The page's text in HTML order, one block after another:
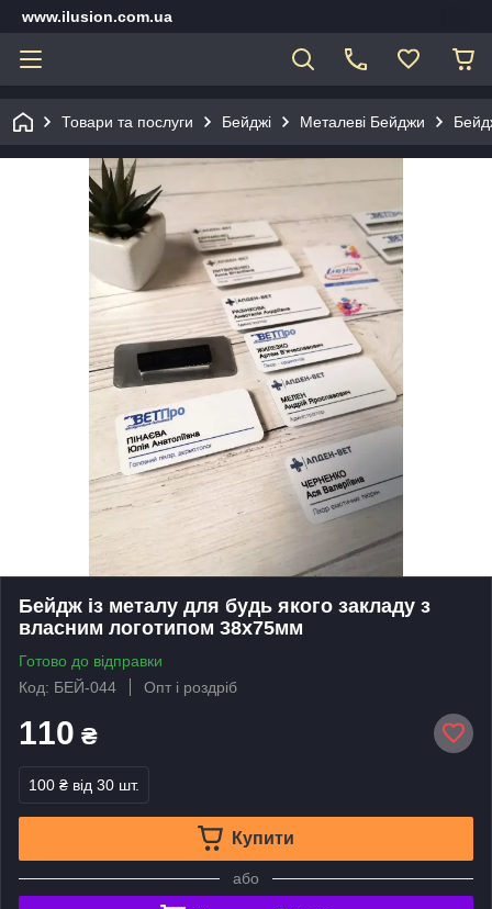
www.ilusion.com.ua
Товари та послуги Бейджі Металеві Бейджи
Бейдж із металу для будь якого закладу з
власним логотипом 38х75мм
Готово до відправки
Код: БЕЙ-044
Опт і роздріб
110 ₴
100 ₴ від 30 шт.
Купити
або